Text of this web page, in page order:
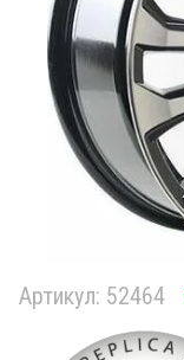
Артикул: 52464